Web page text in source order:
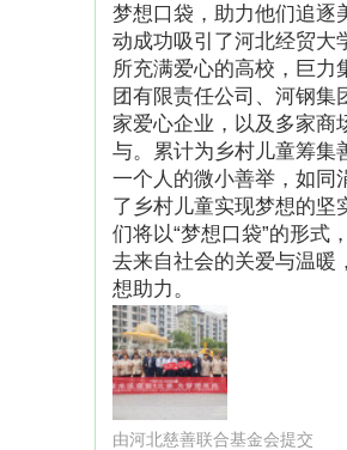
在互动中体验公益的快乐；梦
子们定期举办书画展览进行评
月度、六一和年终活动共同见
发展，为他们提供展现自己机会
执行能力说明
河北慈善联合基金会是在省民政
级社会组织，全省性公募基金
与关爱、公益倡导与创新、灾难
益参与与支持，面向弱势群体、
及个人、社会组织、公益社群开
2026年4月底，已有40余家市县
梦想口袋，助力他们追逐
动成功吸引了河北经贸大
所充满爱心的高校，巨力
团有限责任公司、河钢集
家爱心企业，以及多家商
与。累计为乡村儿童筹集
一个人的微小善举，如同
了乡村儿童实现梦想的坚
们将以“梦想口袋”的形式
去来自社会的关爱与温暖
想助力。
由河北慈善联合基金会提交